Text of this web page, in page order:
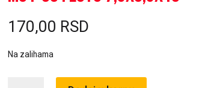
170,00 RSD
Na zalihama